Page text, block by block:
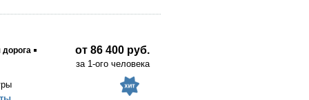
от 86 400 руб.
за 1-ого человека